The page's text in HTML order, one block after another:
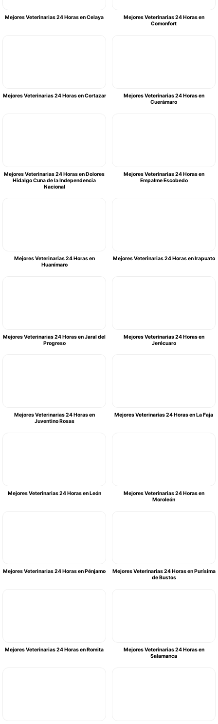
Mejores Veterinarias 24 Horas en Celaya
Mejores Veterinarias 24 Horas en
Comonfort
Mejores Veterinarias 24 Horas en Cortazar
Mejores Veterinarias 24 Horas en
Cuerámaro
Mejores Veterinarias 24 Horas en Dolores
Hidalgo Cuna de la Independencia
Nacional
Mejores Veterinarias 24 Horas en
Empalme Escobedo
Mejores Veterinarias 24 Horas en
Huanímaro
Mejores Veterinarias 24 Horas en Irapuato
Mejores Veterinarias 24 Horas en Jaral del
Progreso
Mejores Veterinarias 24 Horas en
Jerécuaro
Mejores Veterinarias 24 Horas en
Juventino Rosas
Mejores Veterinarias 24 Horas en La Faja
Mejores Veterinarias 24 Horas en León
Mejores Veterinarias 24 Horas en
Moroleón
Mejores Veterinarias 24 Horas en Pénjamo
Mejores Veterinarias 24 Horas en Purísima
de Bustos
Mejores Veterinarias 24 Horas en Romita
Mejores Veterinarias 24 Horas en
Salamanca